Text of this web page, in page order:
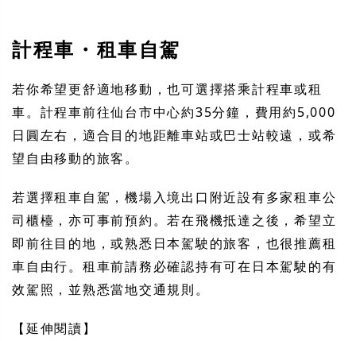
計程車・租車自駕
若你希望更舒適地移動，也可選擇搭乘計程車或租
車。計程車前往仙台市中心約35分鐘，費用約5,000
日圓左右，適合目的地距離車站或巴士站較遠，或希
望自由移動的旅客。
若選擇租車自駕，機場入境出口附近設有多家租車公
司櫃檯，亦可事前預約。若在飛機抵達之後，希望立
即前往目的地，或熟悉日本駕駛的旅客，也很推薦租
車自由行。租車前請務必確認持有可在日本駕駛的有
效駕照，並熟悉當地交通規則。
【延伸閱讀】